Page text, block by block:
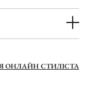
ОНЛАЙН СТИЛІСТА